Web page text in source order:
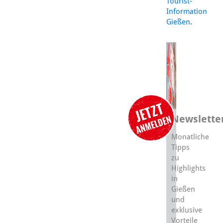
Information
Gießen.
Monatliche
Tipps
zu
Highlights
in
Gießen
und
exklusive
Vorteile